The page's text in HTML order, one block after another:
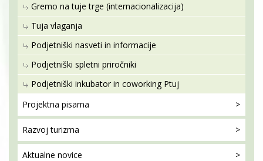
Gremo na tuje trge (internacionalizacija)
Tuja vlaganja
Podjetniški nasveti in informacije
Podjetniški spletni priročniki
Podjetniški inkubator in coworking Ptuj
Projektna pisarna
Razvoj turizma
Aktualne novice